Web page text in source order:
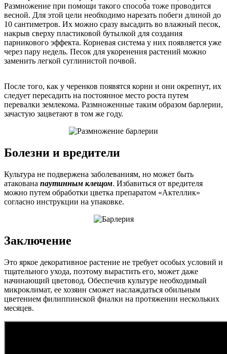
Размножение при помощи такого способа тоже проводится
весной. Для этой цели необходимо нарезать побеги длиной до
10 сантиметров. Их можно сразу высадить во влажный песок,
накрыв сверху пластиковой бутылкой для создания
парникового эффекта. Корневая система у них появляется уже
через пару недель. Песок для укоренения растений можно
заменить легкой суглинистой почвой.
После того, как у черенков появятся корни и они окрепнут, их
следует пересадить на постоянное место роста путем
перевалки землекома. Размноженные таким образом барлерии,
зачастую зацветают в том же году.
Болезни и вредители
Культура не подвержена заболеваниям, но может быть
атакована паутинным клещом. Избавиться от вредителя
можно путем обработки цветка препаратом «Актеллик»
согласно инструкции на упаковке.
Заключение
Это яркое декоративное растение не требует особых условий и
тщательного ухода, поэтому вырастить его, может даже
начинающий цветовод. Обеспечив культуре необходимый
микроклимат, ее хозяин сможет наслаждаться обильным
цветением филиппинской фиалки на протяжении нескольких
месяцев.